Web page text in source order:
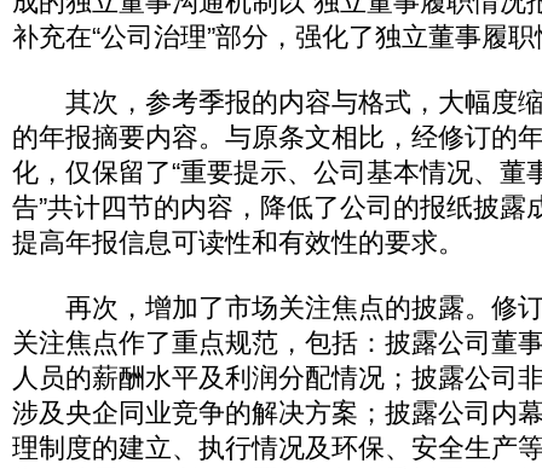
补充在“公司治理”部分，强化了独立董事履
其次，参考季报的内容与格式，大幅度
的年报摘要内容。与原条文相比，经修订的
化，仅保留了“重要提示、公司基本情况、董
告”共计四节的内容，降低了公司的报纸披露
提高年报信息可读性和有效性的要求。
再次，增加了市场关注焦点的披露。修
关注焦点作了重点规范，包括：披露公司董
人员的薪酬水平及利润分配情况；披露公司
涉及央企同业竞争的解决方案；披露公司内
理制度的建立、执行情况及环保、安全生产